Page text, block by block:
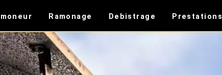
Ramonage Debistrage Prestations